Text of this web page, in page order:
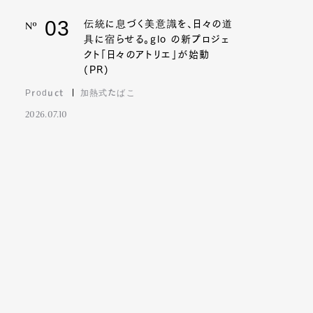
Nº 03
伝統に息づく美意識を、日々の道
具に宿らせる。glo の新プロジェ
クト「日々のアトリエ」が始動
(PR)
Product 加熱式たばこ
2026.07.10